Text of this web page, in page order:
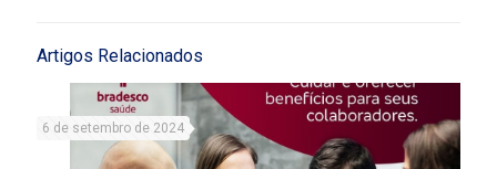
Artigos Relacionados
6 de setembro de 2024